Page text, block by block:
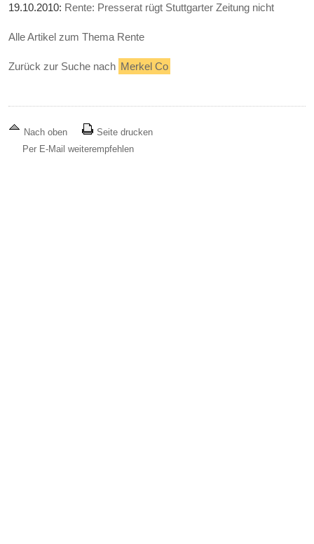
19.10.2010: Rente: Presserat rügt Stuttgarter Zeitung nicht
Alle Artikel zum Thema Rente
Zurück zur Suche nach Merkel Co
Nach oben
Seite drucken
Per E-Mail weiterempfehlen